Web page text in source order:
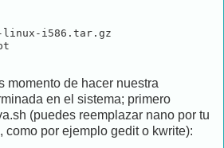
i586.tar.gz
momento de hacer nuestra
en el sistema; primero
(puedes reemplazar nano por tu
como por ejemplo gedit o kwrite):